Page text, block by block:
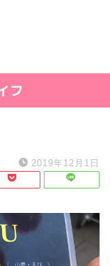
フ
2019年12月1日